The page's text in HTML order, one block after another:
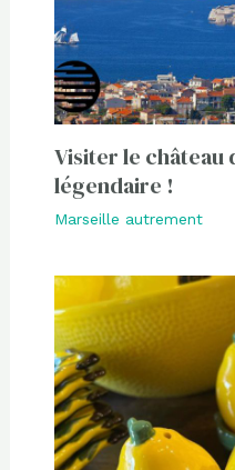
Visiter le château
légendaire !
Marseille autrement